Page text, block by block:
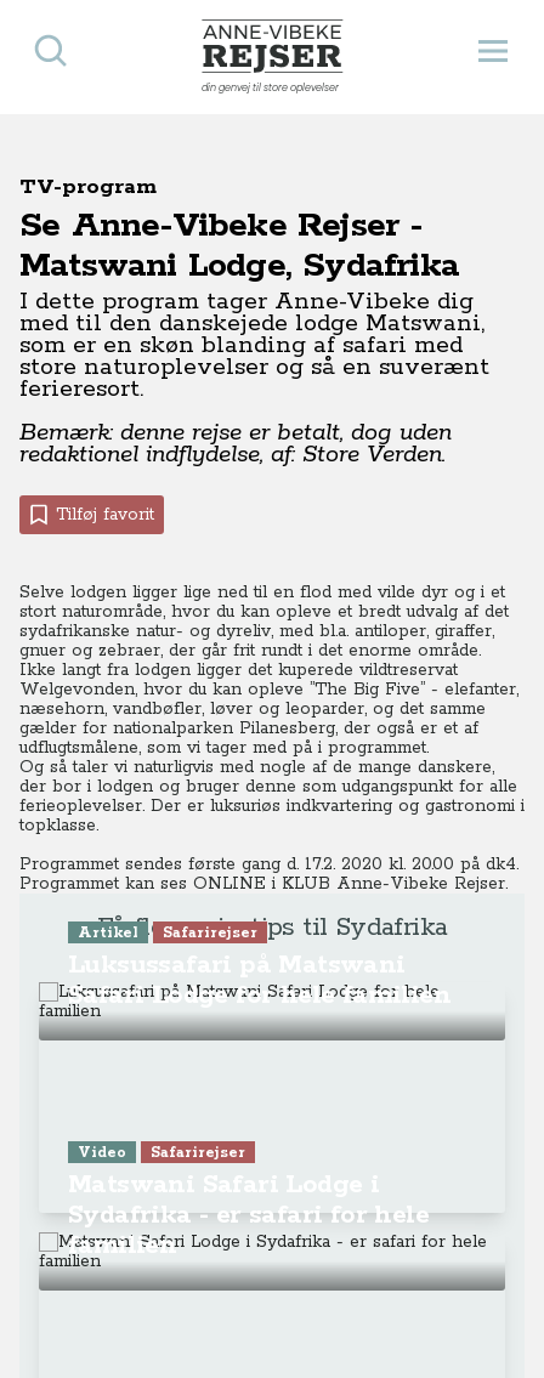
Anne-Vibeke Rejser
din genvej til store oplevelser
Åbn
Søg
TV-program
Se Anne-Vibeke Rejser -
Matswani Lodge, Sydafrika
I dette program tager Anne-Vibeke dig
med til den danskejede lodge Matswani,
som er en skøn blanding af safari med
store naturoplevelser og så en suverænt
ferieresort.
Bemærk: denne rejse er betalt, dog uden
redaktionel indflydelse, af: Store Verden.
Tilføj favorit
Selve lodgen ligger lige ned til en flod med vilde dyr og i et
stort naturområde, hvor du kan opleve et bredt udvalg af det
sydafrikanske natur- og dyreliv, med bl.a. antiloper, giraffer,
gnuer og zebraer, der går frit rundt i det enorme område.
Ikke langt fra lodgen ligger det kuperede vildtreservat
Welgevonden, hvor du kan opleve ”The Big Five” - elefanter,
næsehorn, vandbøfler, løver og leoparder, og det samme
gælder for nationalparken Pilanesberg, der også er et af
udflugtsmålene, som vi tager med på i programmet.
Og så taler vi naturligvis med nogle af de mange danskere,
der bor i lodgen og bruger denne som udgangspunkt for alle
ferieoplevelser. Der er luksuriøs indkvartering og gastronomi i
topklasse.
Programmet sendes første gang d. 17.2. 2020 kl. 20.00 på dk4.
Programmet kan ses ONLINEi KLUB Anne-Vibeke Rejser.
Få flere rejsetips til Sydafrika
Artikel Safarirejser
Safari Lodge for hele familien
Video Safarirejser
Sydafrika - er safari for hele
familien